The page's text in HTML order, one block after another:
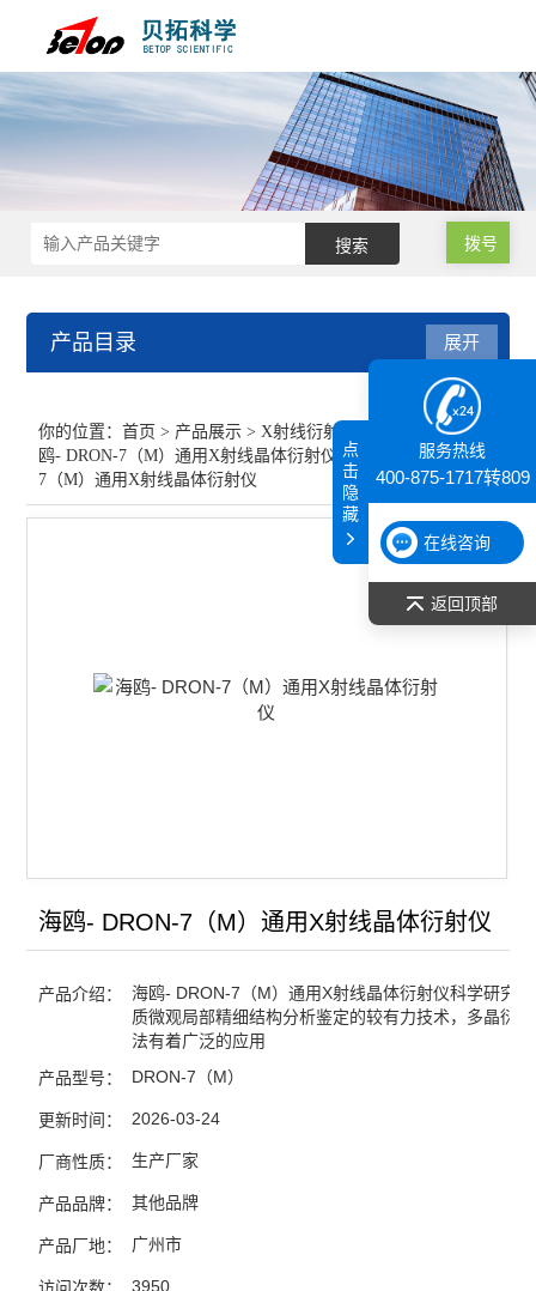
拨号
产品目录
BRAGG系列X射线衍射仪
XD-2/XD-3/XD-6自动X射线粉末衍射仪
海鸥- DRON-7（M）通用X射线晶体衍射仪
展开
你的位置：首页 > 产品展示 >X射线衍射仪（XRD） >海
鸥- DRON-7（M）通用X射线晶体衍射仪 >海鸥- DRON-
7（M）通用X射线晶体衍射仪
海鸥- DRON-7（M）通用X射线晶体衍射仪
产品介绍：
海鸥- DRON-7（M）通用X射线晶体衍射仪科学研究
质微观局部精细结构分析鉴定的较有力技术，多晶衍
法有着广泛的应用
产品型号： DRON-7（M）
更新时间： 2026-03-24
厂商性质： 生产厂家
产品品牌： 其他品牌
产品厂地： 广州市
3950
服务热线
400-875-1717转809
在线咨询
返回顶部
点
击
隐
藏